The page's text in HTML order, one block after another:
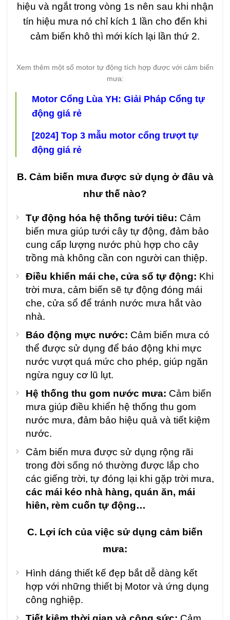
hiệu và ngắt trong vòng 1s nên sau khi nhận
tín hiệu mưa nó chỉ kích 1 lần cho đến khi
cảm biến khô thì mới kích lại lần thứ 2.
Xem thêm một số motor tự động tích hợp được với cảm biến
mưa:
Motor Cổng Lùa YH: Giải Pháp Cổng tự
động giá rẻ
[2024] Top 3 mẫu motor cổng trượt tự
động giá rẻ
B. Cảm biến mưa được sử dụng ở đâu và
như thế nào?
Tự động hóa hệ thống tưới tiêu: Cảm
biến mưa giúp tưới cây tự động, đảm bảo
cung cấp lượng nước phù hợp cho cây
trồng mà không cần con người can thiệp.
Điều khiển mái che, cửa sổ tự động: Khi
trời mưa, cảm biến sẽ tự động đóng mái
che, cửa sổ để tránh nước mưa hắt vào
nhà.
Báo động mực nước: Cảm biến mưa có
thể được sử dụng để báo động khi mực
nước vượt quá mức cho phép, giúp ngăn
ngừa nguy cơ lũ lụt.
Hệ thống thu gom nước mưa: Cảm biến
mưa giúp điều khiển hệ thống thu gom
nước mưa, đảm bảo hiệu quả và tiết kiệm
nước.
Cảm biến mưa được sử dụng rộng rãi
trong đời sống nó thường được lắp cho
các giếng trời, tự đóng lại khi gặp trời mưa,
các mái kéo nhà hàng, quán ăn, mái
hiên, rèm cuốn tự động…
C. Lợi ích của việc sử dụng cảm biến
mưa:
Hình dáng thiết kế đẹp bắt dễ dàng kết
hợp với những thiết bị Motor và ứng dụng
công nghiệp.